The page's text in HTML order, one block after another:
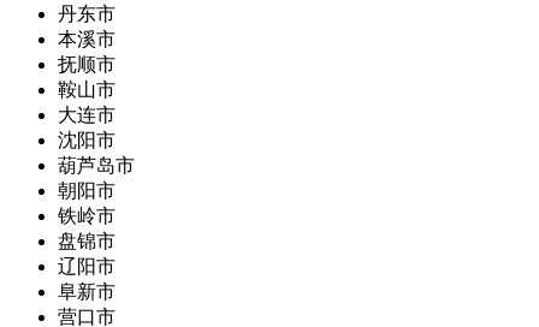
丹东市
本溪市
抚顺市
鞍山市
大连市
沈阳市
葫芦岛市
朝阳市
铁岭市
盘锦市
辽阳市
阜新市
营口市